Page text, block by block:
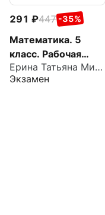
291 447 -35%
Математика. 5
класс. Рабочая
тетрадь к учебнику
Н. Я. Виленкина и
Ерина Татьяна Михайловна
Экзамен